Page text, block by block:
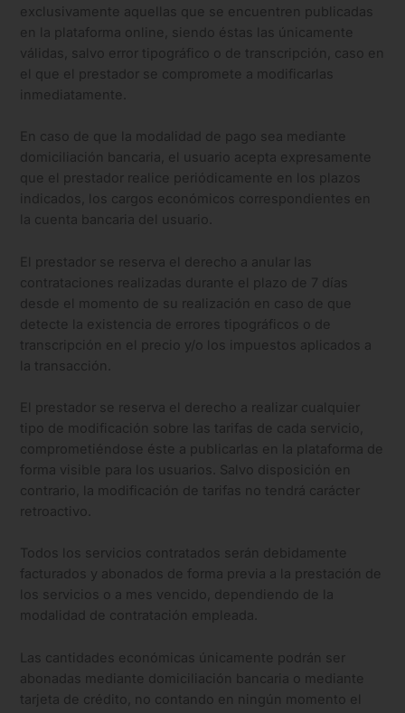
exclusivamente aquellas que se encuentren publicadas
en la plataforma online, siendo éstas las únicamente
válidas, salvo error tipográfico o de transcripción, caso en
el que el prestador se compromete a modificarlas
inmediatamente.
En caso de que la modalidad de pago sea mediante
domiciliación bancaria, el usuario acepta expresamente
que el prestador realice periódicamente en los plazos
indicados, los cargos económicos correspondientes en
la cuenta bancaria del usuario.
El prestador se reserva el derecho a anular las
contrataciones realizadas durante el plazo de 7 días
desde el momento de su realización en caso de que
detecte la existencia de errores tipográficos o de
transcripción en el precio y/o los impuestos aplicados a
la transacción.
El prestador se reserva el derecho a realizar cualquier
tipo de modificación sobre las tarifas de cada servicio,
comprometiéndose éste a publicarlas en la plataforma de
forma visible para los usuarios. Salvo disposición en
contrario, la modificación de tarifas no tendrá carácter
retroactivo.
Todos los servicios contratados serán debidamente
facturados y abonados de forma previa a la prestación de
los servicios o a mes vencido, dependiendo de la
modalidad de contratación empleada.
Las cantidades económicas únicamente podrán ser
abonadas mediante domiciliación bancaria o mediante
tarjeta de crédito, no contando en ningún momento el